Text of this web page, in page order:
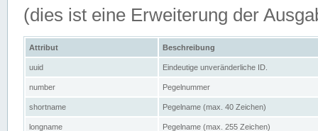
(dies ist eine Erweiterung der
Attribut Beschreibung
uuid Eindeutige unveränderliche ID.
number Pegelnummer
shortname Pegelname (max. 40 Zeichen)
longname Pegelname (max. 255 Zeichen)